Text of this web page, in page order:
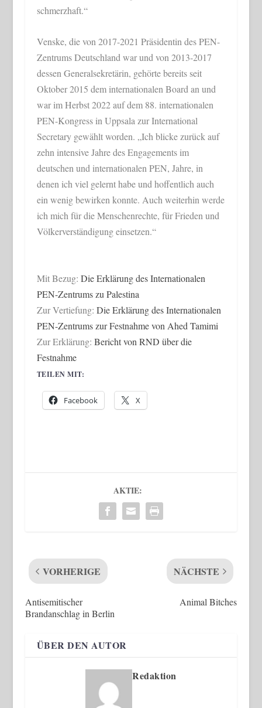
schmerzhaft.“
Venske, die von 2017-2021 Präsidentin des PEN-
Zentrums Deutschland war und von 2013-2017
dessen Generalsekretärin, gehörte bereits seit
Oktober 2015 dem internationalen Board an und
war im Herbst 2022 auf dem 88. internationalen
PEN-Kongress in Uppsala zur International
Secretary gewählt worden. „Ich blicke zurück auf
zehn intensive Jahre des Engagements im
deutschen und internationalen PEN, Jahre, in
denen ich viel gelernt habe und hoffentlich auch
ein wenig bewirken konnte. Auch weiterhin werde
ich mich für die Menschenrechte, für Frieden und
Völkerverständigung einsetzen.“
Mit Bezug: Die Erklärung des Internationalen
PEN-Zentrums zu Palestina
Zur Vertiefung: Die Erklärung des Internationalen
PEN-Zentrums zur Festnahme von Ahed Tamimi
Zur Erklärung: Bericht von RND über die
Festnahme
TEILEN MIT:
Facebook X
AKTIE:
VORHERIGE
Antisemitischer
Brandanschlag in Berlin
NÄCHSTE
Animal Bitches
ÜBER DEN AUTOR
Redaktion